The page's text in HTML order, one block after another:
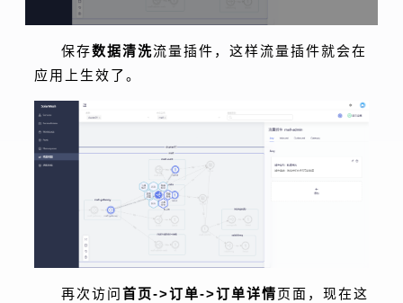
保存数据清洗流量插件，这样流量插件就会在
应用上生效了。
再次访问 首页->订单->订单详情页面，现在这